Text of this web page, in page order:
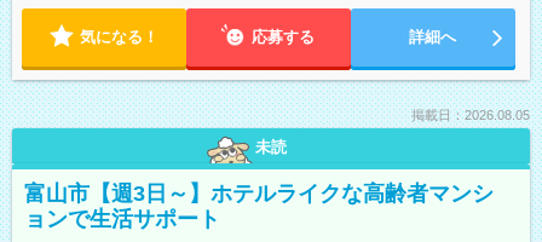
気になる！ 応募する 詳細へ
掲載日：2026.08.05
未読
富山市【週3日～】ホテルライクな高齢者マンシ
ョンで生活サポート